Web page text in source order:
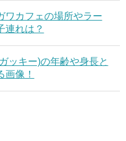
ワカフェの場所やラー
連れは？
ッキー)の年齢や身長と
画像！